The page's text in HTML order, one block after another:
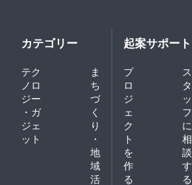
カテゴリー
テク
ノロ
ジー
・ガ
ジェ
ット
ま
ち
づ
く
り
・
地
域
活
起案サポート
プ
ロ
ジ
ェ
ク
ト
を
作
る
ス
タ
ッ
フ
に
相
談
す
る